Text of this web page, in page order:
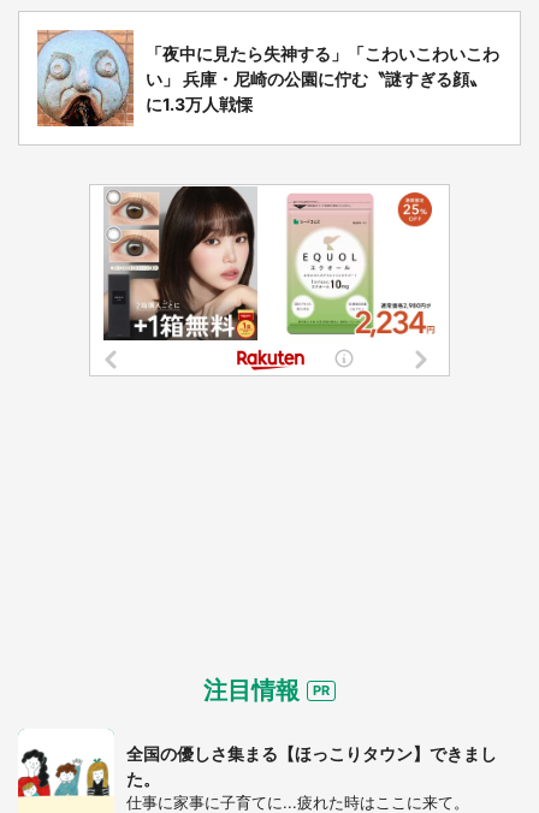
都道府選択
「夜中に見たら失神する」「こわいこわいこわ
い」 兵庫・尼崎の公園に佇む〝謎すぎる顔〟
に1.3万人戦慄
注目情報
全国の優しさ集まる【ほっこりタウン】できまし
た。
仕事に家事に子育てに...疲れた時はここに来て。